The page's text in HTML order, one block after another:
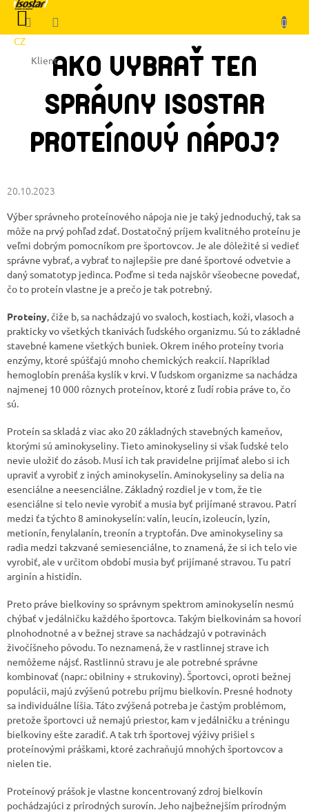
Prejsť
obsah
CZ
Klient
NÁKUPNÝ
KOŠÍK
AKO VYBRAŤ TEN
SPRÁVNY ISOSTAR
PROTEÍNOVÝ NÁPOJ?
20.10.2023
Výber správneho proteínového nápoja nie je taký jednoduchý, tak sa
môže na prvý pohľad zdať. Dostatočný príjem kvalitného proteínu je
veľmi dobrým pomocníkom pre športovcov. Je ale dôležité si vedieť
správne vybrať, a vybrať to najlepšie pre dané športové odvetvie a
daný somatotyp jedinca. Poďme si teda najskôr všeobecne povedať,
čo to proteín vlastne je a prečo je tak potrebný.
Proteíny , čiže b, sa nachádzajú vo svaloch, kostiach, koži, vlasoch a
prakticky vo všetkých tkanivách ľudského organizmu. Sú to základné
stavebné kamene všetkých buniek. Okrem iného proteíny tvoria
enzýmy, ktoré spúšťajú mnoho chemických reakcií. Napríklad
hemoglobín prenáša kyslík v krvi. V ľudskom organizme sa nachádza
najmenej 10 000 rôznych proteínov, ktoré z ľudí robia práve to, čo
sú.
Proteín sa skladá z viac ako 20 základných stavebných kameňov,
ktorými sú aminokyseliny. Tieto aminokyseliny si však ľudské telo
nevie uložiť do zásob. Musí ich tak pravidelne prijímať alebo si ich
upraviť a vyrobiť z iných aminokyselín. Aminokyseliny sa delia na
esenciálne a neesenciálne. Základný rozdiel je v tom, že tie
esenciálne si telo nevie vyrobiť a musia byť prijímané stravou. Patrí
medzi ťa týchto 8 aminokyselín: valín, leucín, izoleucín, lyzín,
metionín, fenylalanín, treonín a tryptofán. Dve aminokyseliny sa
radia medzi takzvané semiesenciálne, to znamená, že si ich telo vie
vyrobiť, ale v určitom období musia byť prijímané stravou. Tu patrí
arginín a histidín.
Preto práve bielkoviny so správnym spektrom aminokyselín nesmú
chýbať v jedálničku každého športovca. Takým bielkovinám sa hovorí
plnohodnotné a v bežnej strave sa nachádzajú v potravinách
živočíšneho pôvodu. To neznamená, že v rastlinnej strave ich
nemôžeme nájsť. Rastlinnú stravu je ale potrebné správne
kombinovať (napr.: obilniny + strukoviny). Športovci, oproti bežnej
populácii, majú zvýšenú potrebu príjmu bielkovín. Presné hodnoty
sa individuálne líšia. Táto zvýšená potreba je častým problémom,
pretože športovci už nemajú priestor, kam v jedálničku a tréningu
bielkoviny ešte zaradiť. A tak trh športovej výživy prišiel s
proteínovými práškami, ktoré zachraňujú mnohých športovcov a
nielen tie.
Proteínový prášok je vlastne koncentrovaný zdroj bielkovín
pochádzajúci z prírodných surovín. Jeho najbežnejším prírodným